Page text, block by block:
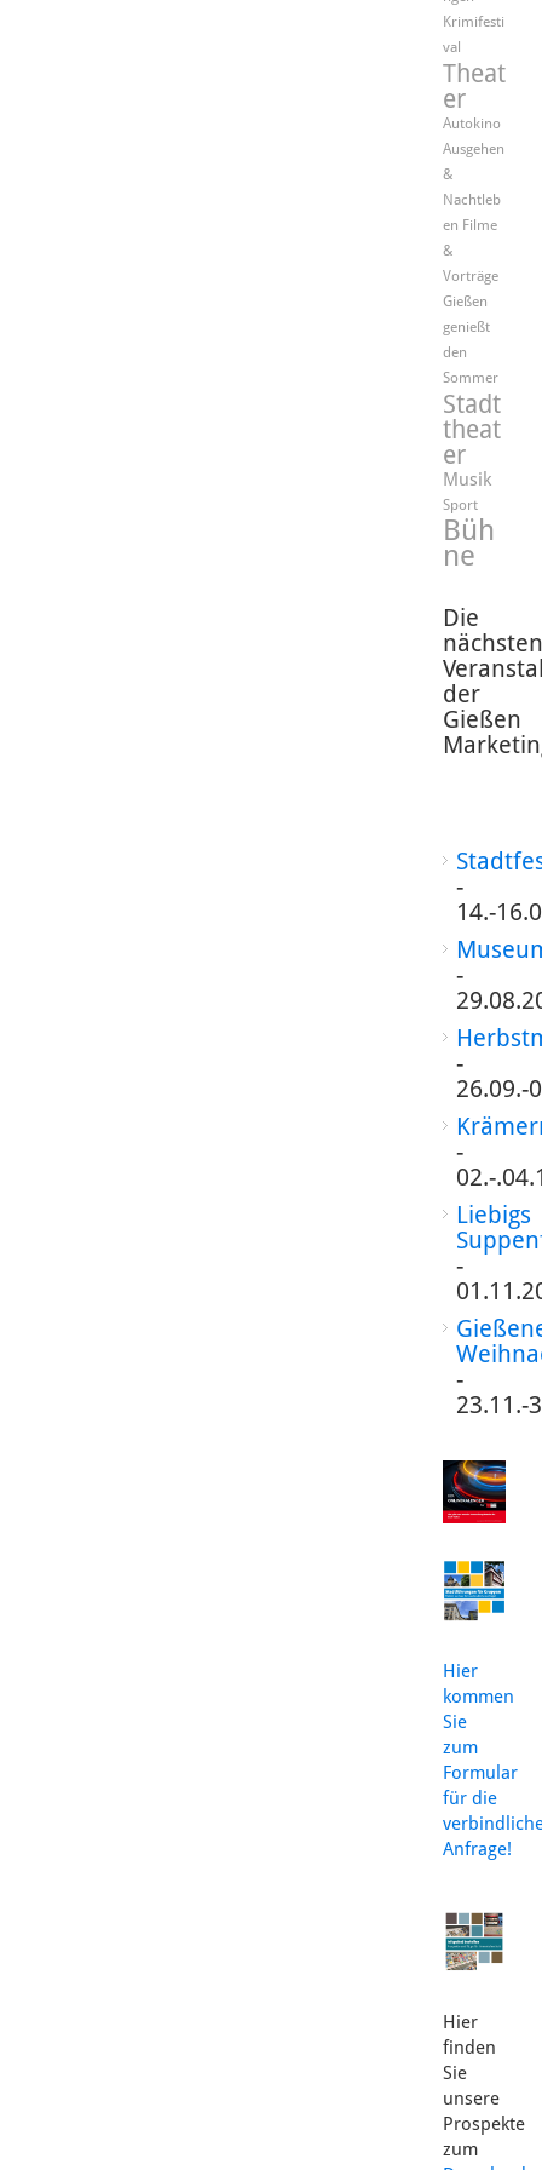
Krimifesti
val
Theat
er
Autokino
Ausgehen
&
Nachtleb
en Filme
&
Vorträge
Gießen
genießt
den
Sommer
Stadt
theat
er
Musik
Sport
Büh
ne
Die
nächsten
der
Gießen
-
14.-
-
-
26.09.-
-
02.-
Liebigs
-
-
23.11.-
Hier
kommen
Sie
zum
Formular
für die
Anfrage!
Hier
finden
Sie
unsere
Prospekte
zum